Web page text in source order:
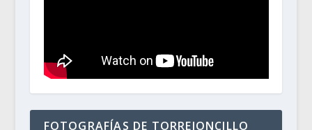
FOTOGRAFÍAS DE TORREJONCILLO